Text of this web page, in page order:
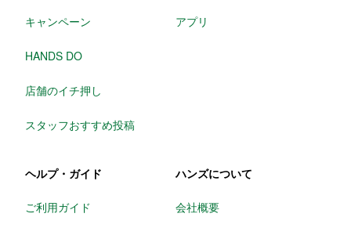
キャンペーン
HANDS DO
店舗のイチ押し
スタッフおすすめ投稿
アプリ
ヘルプ・ガイド
ご利用ガイド
ハンズについて
会社概要